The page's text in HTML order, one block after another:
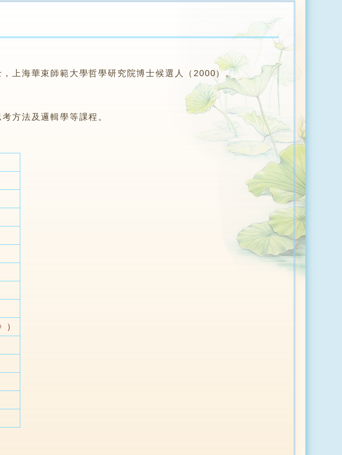
上海華束師範大學哲學研究院博士候選人（2000）。
方法及邏輯學等課程。
）